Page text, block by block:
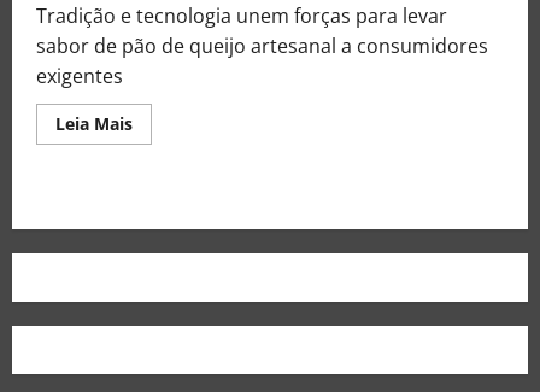
Tradição e tecnologia unem forças para levar
sabor de pão de queijo artesanal a consumidores
exigentes
Leia Mais